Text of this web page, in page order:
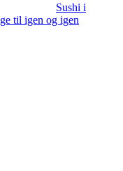
Sushi i
til igen og igen